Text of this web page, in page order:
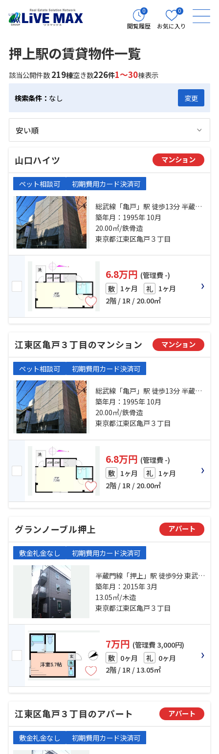
0
閲覧履歴
0
お気に入り
押上駅の賃貸物件一覧
該当公開件数219棟空き数226件1～30棟表示
検索条件： なし 変更
山口ハイツ マンション
ペット相談可 初期費用カード決済可
総武線「亀戸」駅 徒歩13分 半蔵門
線「押上」駅 徒歩13分 総武線「錦
糸町」駅 徒歩14分
築年月：1995年 10月
20.00㎡/鉄骨造
東京都江東区亀戸３丁目
6.8万円 (管理費 -)
敷 1ヶ月 礼 1ヶ月
2階 / 1R / 20.00㎡
江東区亀戸３丁目のマンション マンション
ペット相談可 初期費用カード決済可
総武線「亀戸」駅 徒歩13分 半蔵門
線「押上」駅 徒歩13分 総武線「錦
糸町」駅 徒歩14分
築年月：1995年 10月
20.00㎡/鉄骨造
東京都江東区亀戸３丁目
6.8万円 (管理費 -)
敷 1ヶ月 礼 1ヶ月
2階 / 1R / 20.00㎡
グランノーブル押上 アパート
敷金礼金なし 初期費用カード決済可
半蔵門線「押上」駅 徒歩9分 東武亀
戸線「小村井」駅 徒歩14分 東武亀
戸線「東あずま」駅 徒歩18分
築年月：2015年 3月
13.05㎡/木造
東京都江東区亀戸３丁目
7万円 (管理費 3,000円)
敷 0ヶ月 礼 0ヶ月
2階 / 1R / 13.05㎡
江東区亀戸３丁目のアパート アパート
敷金礼金なし 初期費用カード決済可